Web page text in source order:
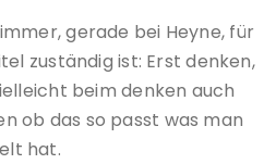
gerade bei Heyne, für
zuständig ist: Erst denken,
beim denken auch
ob das so passt was man
hat.